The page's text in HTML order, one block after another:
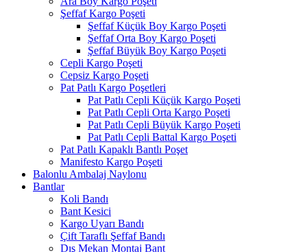
Şeffaf Kargo Poşeti
Şeffaf Küçük Boy Kargo Poşeti
Şeffaf Orta Boy Kargo Poşeti
Şeffaf Büyük Boy Kargo Poşeti
Cepli Kargo Poşeti
Cepsiz Kargo Poşeti
Pat Patlı Kargo Poşetleri
Pat Patlı Cepli Küçük Kargo Poşeti
Pat Patlı Cepli Orta Kargo Poşeti
Pat Patlı Cepli Büyük Kargo Poşeti
Pat Patlı Cepli Battal Kargo Poşeti
Pat Patlı Kapaklı Bantlı Poşet
Manifesto Kargo Poşeti
Balonlu Ambalaj Naylonu
Bantlar
Koli Bandı
Bant Kesici
Kargo Uyarı Bandı
Çift Taraflı Şeffaf Bandı
Dış Mekan Montaj Bant